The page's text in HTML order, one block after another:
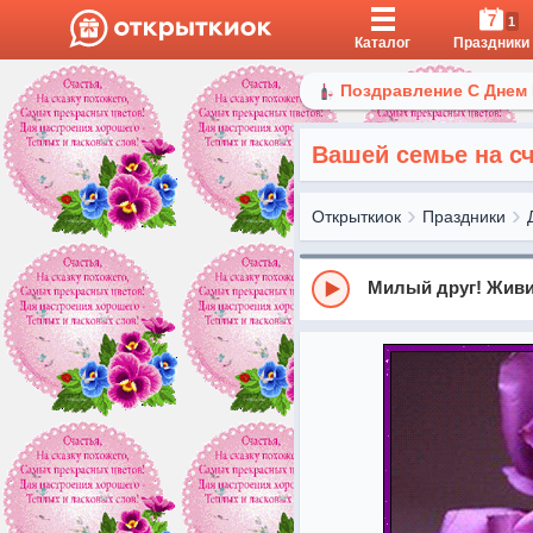
Каталог
7 1
Праздники
Поздравление С
Вашей семье на
Открыткиок Праздники
Милый друг!